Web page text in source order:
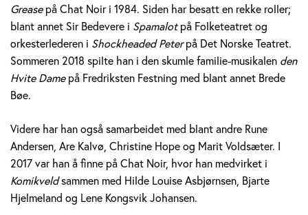
Greasepå Chat Noir i 1984. Siden har besatt en rekke roller;
blant annet Sir Bedevere i Spamalotpå Folketeatret og
orkesterlederen i Shockheaded Peterpå Det Norske Teatret.
Sommeren 2018 spilte han i den skumle familie-musikalen den
Hvite Damepå Fredriksten Festning med blant annet Brede
Bøe.
Videre har han også samarbeidet med blant andre Rune
Andersen, Are Kalvø, Christine Hope og Marit Voldsæter. I
2017 var han å finne på Chat Noir, hvor han medvirket i
Komikveldsammen med Hilde Louise Asbjørnsen, Bjarte
Hjelmeland og Lene Kongsvik Johansen.